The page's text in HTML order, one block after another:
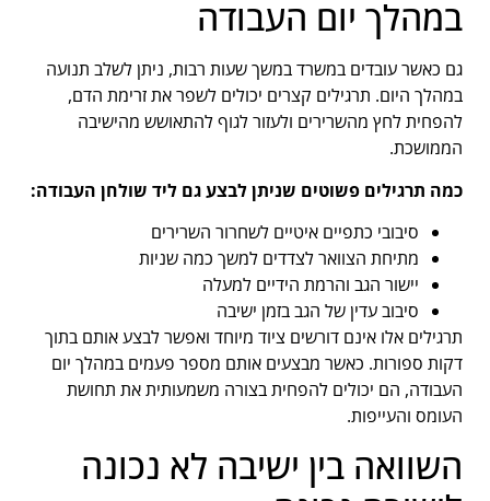
במהלך יום העבודה
גם כאשר עובדים במשרד במשך שעות רבות, ניתן לשלב תנועה
במהלך היום. תרגילים קצרים יכולים לשפר את זרימת הדם,
להפחית לחץ מהשרירים ולעזור לגוף להתאושש מהישיבה
הממושכת.
כמה תרגילים פשוטים שניתן לבצע גם ליד שולחן העבודה:
סיבובי כתפיים איטיים לשחרור השרירים
מתיחת הצוואר לצדדים למשך כמה שניות
יישור הגב והרמת הידיים למעלה
סיבוב עדין של הגב בזמן ישיבה
תרגילים אלו אינם דורשים ציוד מיוחד ואפשר לבצע אותם בתוך
דקות ספורות. כאשר מבצעים אותם מספר פעמים במהלך יום
העבודה, הם יכולים להפחית בצורה משמעותית את תחושת
העומס והעייפות.
השוואה בין ישיבה לא נכונה